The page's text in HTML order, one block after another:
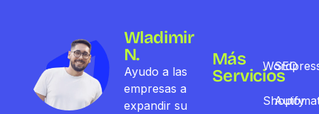
Wladimir
N.
Ayudo a las
empresas a
expandir su
Más
Servicios
Shopify
SEO